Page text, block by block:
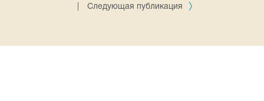
Следующая публикация